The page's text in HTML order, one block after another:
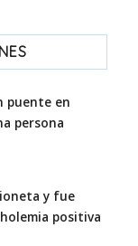
puente en
persona
y fue
positiva